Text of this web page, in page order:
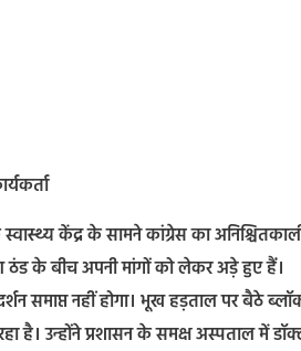
केंद्र के सामने कांग्रेस का
ठंड के बीच अपनी मांगों को लेकर अड़े हुए हैं।
समाप्त नहीं होगा। ​भूख हड़ताल पर बैठे
है। उन्होंने प्रशासन के समक्ष ​अस्पताल में